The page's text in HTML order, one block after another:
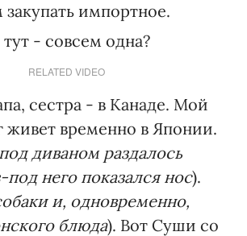
импортное.
- совсем одна?
RELATED VIDEO
сестра - в Канаде. Мой
живет временно в Японии.
диваном раздалось
него показался нос).
и, одновременно,
блюда). Вот Суши со